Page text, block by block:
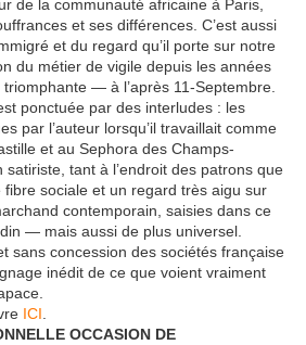
de la communauté africaine à Paris,
et ses différences. C’est aussi
et du regard qu’il porte sur notre
du métier de vigile depuis les années
— à l’après 11-Septembre.
ponctuée par des interludes : les
par l’auteur lorsqu’il travaillait comme
et au Sephora des Champs-
satiriste, tant à l’endroit des patrons que
sociale et un regard très aigu sur
contemporain, saisies dans ce
— mais aussi de plus universel.
sans concession des sociétés française
inédit de ce que voient vraiment
ICI
OCCASION DE